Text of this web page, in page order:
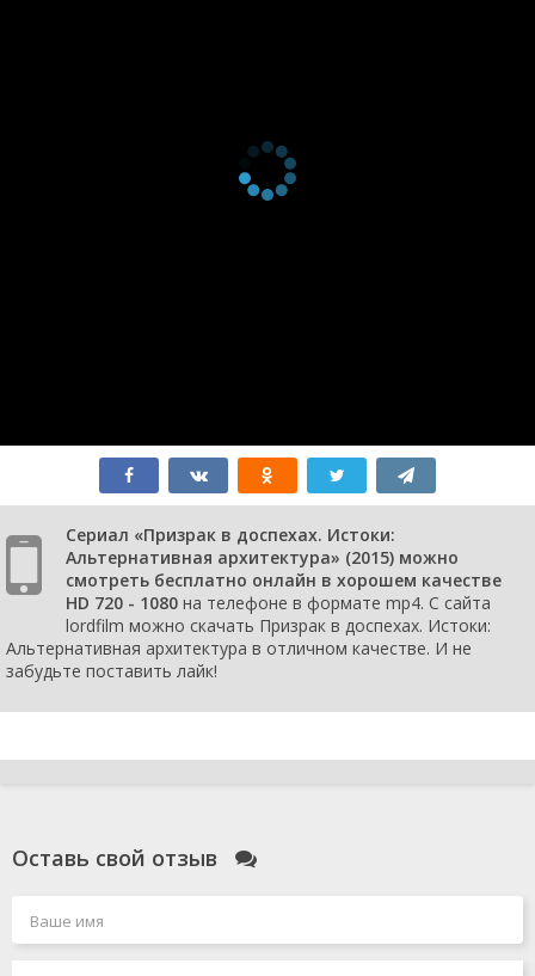
Shell: The New
Сериал «Призрак в доспехах. Истоки:
Альтернативная архитектура» (2015) можно
смотреть бесплатно онлайн в хорошем качестве
HD 720 - 1080 на телефоне в формате mp4. С сайта
lordfilm можно скачать Призрак в доспехах. Истоки:
Альтернативная архитектура в отличном качестве. И не
забудьте поставить лайк!
Оставь свой отзыв